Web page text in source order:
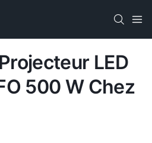
LED
500 W Chez